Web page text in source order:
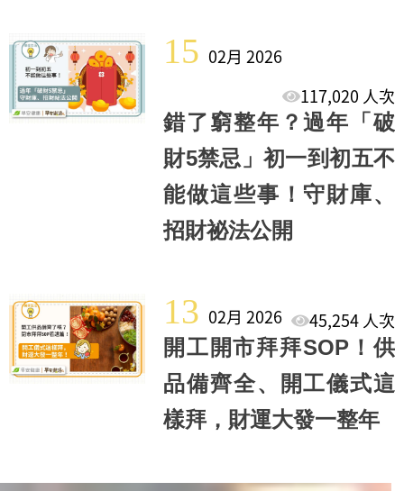
15 02月 2026
117,020 人次
錯了窮整年？過年「破
財5禁忌」初一到初五不
能做這些事！守財庫、
招財祕法公開
13 02月 2026
45,254 人次
開工開市拜拜SOP！供
品備齊全、開工儀式這
樣拜，財運大發一整年